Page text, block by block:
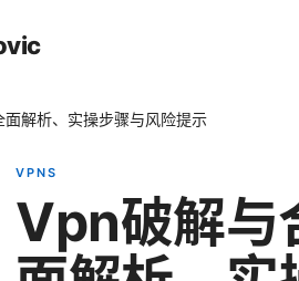
解析、实操步骤与风险提示
VPNS
Vpn破解与